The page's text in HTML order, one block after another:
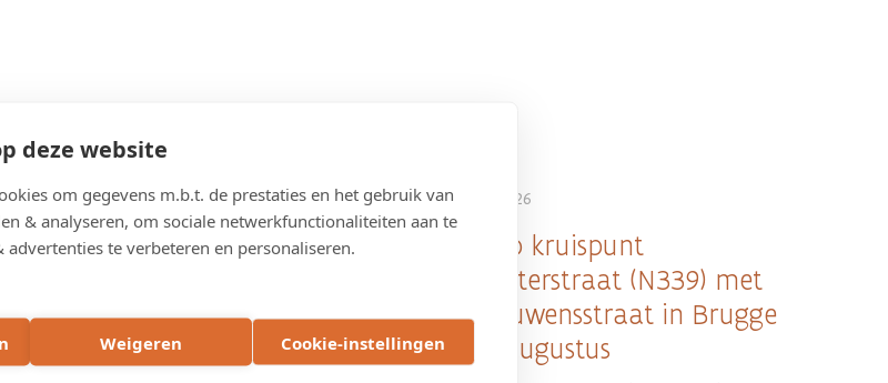
deze website
om gegevens m.b.t. de prestaties en het gebruik van
& analyseren, om sociale netwerkfunctionaliteiten aan te
advertenties te verbeteren en personaliseren.
Weigeren Cookie-instellingen
2026
spadesteek voor nieuwe
veiligere verbinding
voor fietsers, rivier en
6 AUGUSTUS 2026
Werken op kruispunt
Waggelwaterstraat (N339) met
Lieven Bauwensstraat in Brugge
vanaf 10 augustus